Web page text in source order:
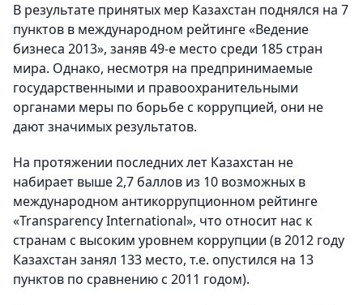
В результате принятых мер Казахстан поднялся на 7
пунктов в международном рейтинге «Ведение
бизнеса 2013», заняв 49-е место среди 185 стран
мира. Однако, несмотря на предпринимаемые
государственными и правоохранительными
органами меры по борьбе с коррупцией, они не
дают значимых результатов.
На протяжении последних лет Казахстан не
набирает выше 2,7 баллов из 10 возможных в
международном антикоррупционном рейтинге
«Transparency International», что относит нас к
странам с высоким уровнем коррупции (в 2012 году
Казахстан занял 133 место, т.е. опустился на 13
пунктов по сравнению с 2011 годом).